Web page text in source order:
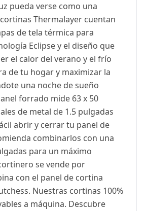
pueda verse como una
Thermalayer cuentan
de tela térmica para
Eclipse y el diseño que
el calor del verano y el frío
de tu hogar y maximizar la
una noche de sueño
forrado mide 63 x 50
de metal de 1.5 pulgadas
abrir y cerrar tu panel de
combinarlos con una
para un máximo
se vende por
con el panel de cortina
Nuestras cortinas 100%
a máquina. Descubre